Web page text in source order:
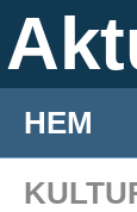
HEM